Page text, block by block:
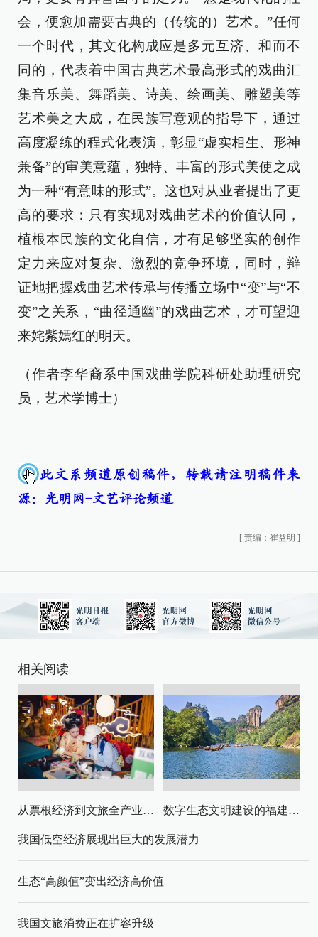
会，便愈加需要古典的（传统的）艺术。”任何
一个时代，其文化构成应是多元互济、和而不
同的，代表着中国古典艺术最高形式的戏曲汇
集音乐美、舞蹈美、诗美、绘画美、雕塑美等
艺术美之大成，在民族写意观的指导下，通过
高度凝练的程式化表演，彰显“虚实相生、形神
兼备”的审美意蕴，独特、丰富的形式美使之成
为一种“有意味的形式”。这也对从业者提出了更
高的要求：只有实现对戏曲艺术的价值认同，
植根本民族的文化自信，才有足够坚实的创作
定力来应对复杂、激烈的竞争环境，同时，辩
证地把握戏曲艺术传承与传播立场中“变”与“不
变”之关系，“曲径通幽”的戏曲艺术，才可望迎
来姹紫嫣红的明天。
（作者李华裔系中国戏曲学院科研处助理研究
员，艺术学博士）
此文系频道原创稿件，转载请注明稿件来
源：光明网-文艺评论频道
[ 责编：崔益明 ]
相关阅读
从票根经济到文旅全产业链升级 数字生态文明建设的福建路径与启示
我国低空经济展现出巨大的发展潜力
生态“高颜值”变出经济高价值
我国文旅消费正在扩容升级